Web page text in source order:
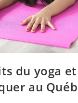
du yoga
au